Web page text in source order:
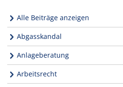
Alle Beiträge anzeigen
Abgasskandal
Anlageberatung
Arbeitsrecht